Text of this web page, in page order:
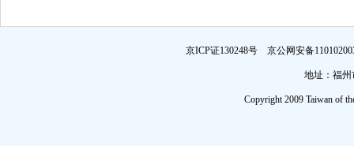
京ICP证130248号 京公网安备
地址：福州
Copyright 2009 Taiwan of